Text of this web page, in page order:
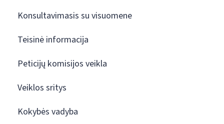
Konsultavimasis su visuomene
Teisinė informacija
Peticijų komisijos veikla
Veiklos sritys
Kokybės vadyba